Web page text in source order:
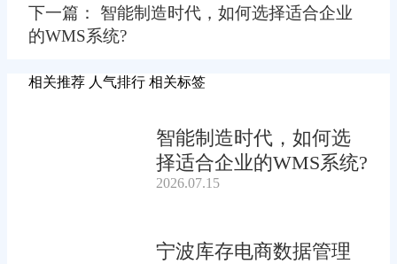
下一篇： 智能制造时代，如何选择适合企业
的WMS系统?
相关推荐 人气排行 相关标签
智能制造时代，如何选
择适合企业的WMS系统?
2026.07.15
宁波库存电商数据管理